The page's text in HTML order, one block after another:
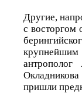
Другие,
с восторгом
пришли